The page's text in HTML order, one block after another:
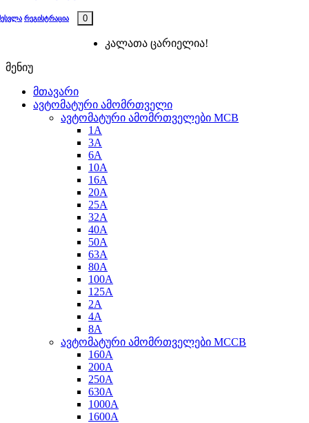
რეგისტრაცია 0
კალათა ცარიელია!
მენიუ
მთავარი
ავტომატური ამომრთველი
ავტომატური ამომრთველები MCB
1A
3A
6A
10A
16A
20A
25А
32A
40A
50A
63A
80A
100A
125A
2A
4A
8A
ავტომატური ამომრთველები MCCB
160A
200A
250A
630A
1000A
1600A